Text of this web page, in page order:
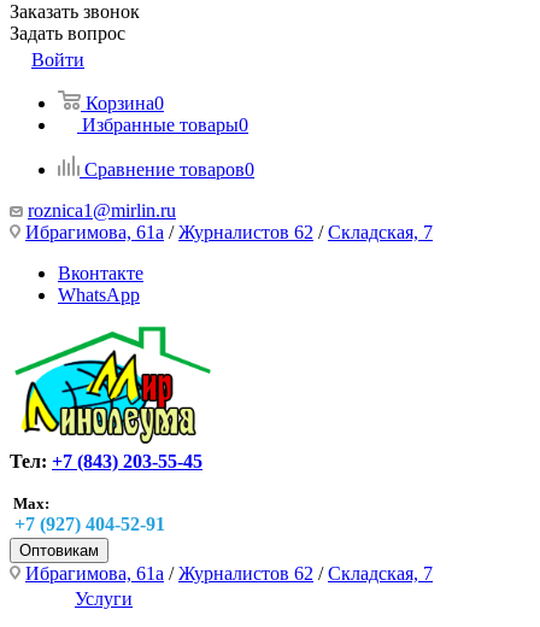
Заказать звонок
Задать вопрос
Войти
Корзина0
Избранные товары0
Сравнение товаров0
roznica1@mirlin.ru
Ибрагимова, 61а /Журналистов 62 /Складская, 7
Вконтакте
WhatsApp
Тел: +7 (843) 203-55-45
Max:
+7 (927) 404-52-91
Оптовикам
Ибрагимова, 61а /Журналистов 62 /Складская, 7
Услуги